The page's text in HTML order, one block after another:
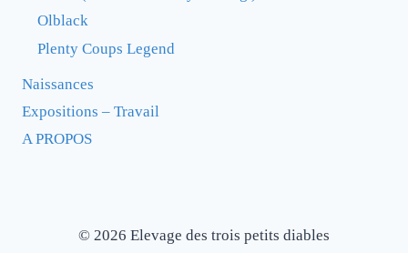
Olblack
Plenty Coups Legend
Naissances
Expositions – Travail
A PROPOS
© 2026 Elevage des trois petits diables